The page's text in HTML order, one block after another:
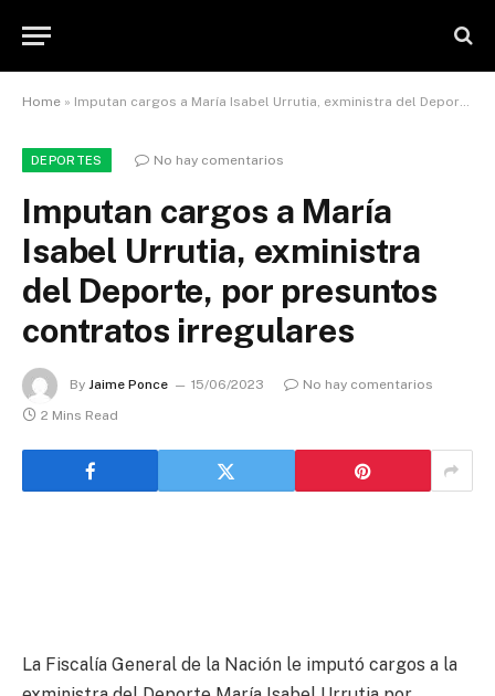
Home » Imputan cargos a María Isabel Urrutia, exministra del Deporte, por presuntos contratos irregulares
DEPORTES No hay comentarios
Imputan cargos a María
Isabel Urrutia, exministra
del Deporte, por presuntos
contratos irregulares
By Jaime Ponce 15/06/2023
No hay comentarios
2 Mins Read
La Fiscalía General de la Nación le imputó cargos a la